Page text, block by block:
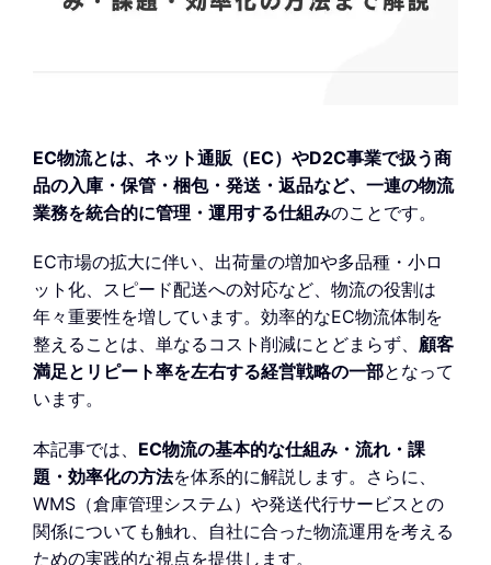
EC物流とは、ネット通販（EC）やD2C事業で扱う商
品の入庫・保管・梱包・発送・返品など、一連の物流
業務を統合的に管理・運用する仕組みのことです。
EC市場の拡大に伴い、出荷量の増加や多品種・小ロ
ット化、スピード配送への対応など、物流の役割は
年々重要性を増しています。効率的なEC物流体制を
整えることは、単なるコスト削減にとどまらず、 顧客
満足とリピート率を左右する経営戦略の一部となって
います。
本記事では、 EC物流の基本的な仕組み・流れ・課
題・効率化の方法を体系的に解説します。さらに、
WMS（倉庫管理システム）や発送代行サービスとの
関係についても触れ、自社に合った物流運用を考える
ための実践的な視点を提供します。